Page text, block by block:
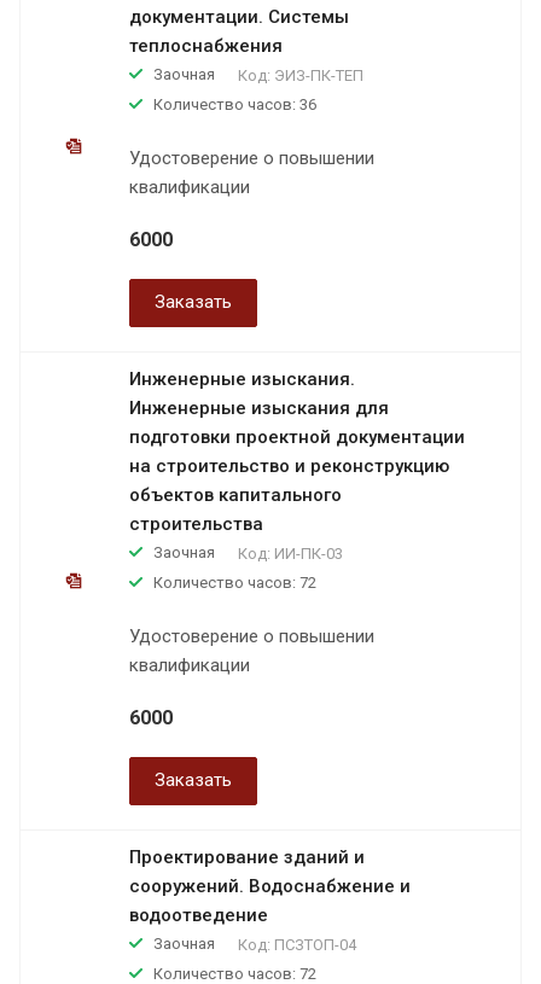
документации. Системы
теплоснабжения
Заочная Код: ЭИЗ-ПК-ТЕП
Количество часов: 36
Удостоверение о повышении
квалификации
6000
Заказать
Инженерные изыскания.
Инженерные изыскания для
подготовки проектной документации
на строительство и реконструкцию
объектов капитального
строительства
Заочная Код: ИИ-ПК-03
Количество часов: 72
Удостоверение о повышении
квалификации
6000
Заказать
Проектирование зданий и
сооружений. Водоснабжение и
водоотведение
Заочная Код: ПСЗТОП-04
Количество часов: 72